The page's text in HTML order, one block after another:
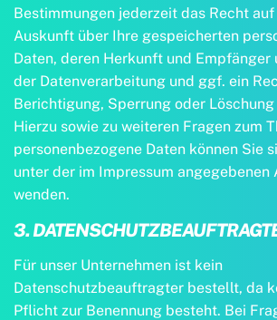
Bestimmungen jederzeit das Recht
Auskunft über Ihre gespeicherten
Daten, deren Herkunft und Empfänger
der Datenverarbeitung und ggf. ein
Berichtigung, Sperrung oder Löschung
Hierzu sowie zu weiteren Fragen zum
personenbezogene Daten können Sie
unter der im Impressum angegebenen
wenden.
3.
Für unser Unternehmen ist kein
Datenschutzbeauftragter bestellt, da
Pflicht zur Benennung besteht. Bei